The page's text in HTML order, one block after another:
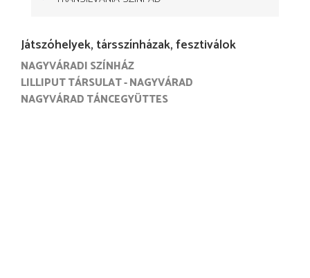
Játszóhelyek, társszínházak, fesztiválok
NAGYVÁRADI SZÍNHÁZ
LILLIPUT TÁRSULAT - NAGYVÁRAD
NAGYVÁRAD TÁNCEGYÜTTES